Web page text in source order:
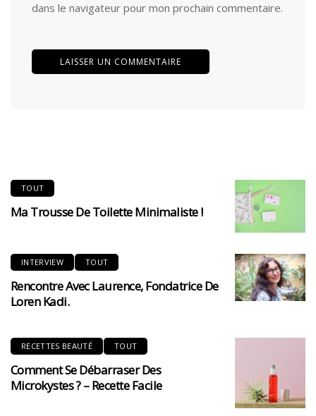
dans le navigateur pour mon prochain commentaire.
TOUT
Ma Trousse De Toilette Minimaliste !
INTERVIEW TOUT
Rencontre Avec Laurence, Fondatrice De
Loren Kadi.
RECETTES BEAUTÉ TOUT
Comment Se Débarraser Des
Microkystes ? – Recette Facile